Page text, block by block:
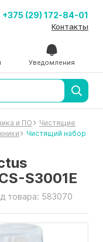
+375 (29) 172-84-01
Контакты
Уведомления
и ПО
Чистящие
Чистящий набор
S3001E
товара: 583070